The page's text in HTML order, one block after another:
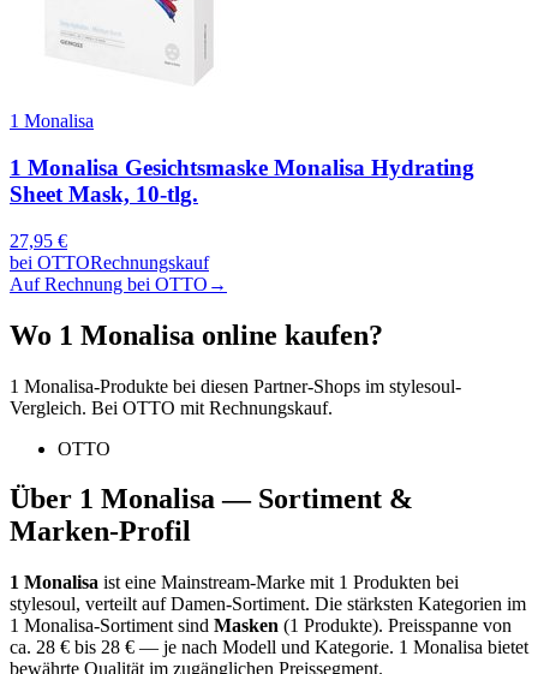
1 Monalisa
1 Monalisa Gesichtsmaske Monalisa Hydrating
Sheet Mask, 10-tlg.
27,95 €
bei OTTORechnungskauf
Auf Rechnung bei OTTO →
Wo 1 Monalisa online kaufen?
1 Monalisa-Produkte bei diesen Partner-Shops im stylesoul-
Vergleich. Bei OTTO mit Rechnungskauf.
OTTO
Über 1 Monalisa— Sortiment &
Marken-Profil
1 Monalisa ist eine Mainstream-Marke mit 1 Produkten bei
stylesoul, verteilt auf Damen-Sortiment. Die stärksten Kategorien im
1 Monalisa-Sortiment sind Masken (1 Produkte). Preisspanne von
ca. 28 € bis 28 € — je nach Modell und Kategorie. 1 Monalisa bietet
bewährte Qualität im zugänglichen Preissegment.